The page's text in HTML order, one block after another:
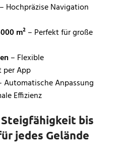
Hochpräzise Navigation
m²– Perfekt für große
– Flexible
App
Anpassung
Effizienz
bis
jedes Gelände